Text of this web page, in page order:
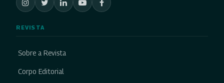
REVISTA
Sobre a Revista
Corpo Editorial